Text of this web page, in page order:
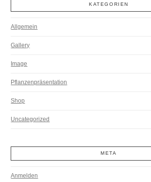
KATEGORIEN
Allgemein
Gallery
Image
Pflanzenpräsentation
Shop
Uncategorized
META
Anmelden